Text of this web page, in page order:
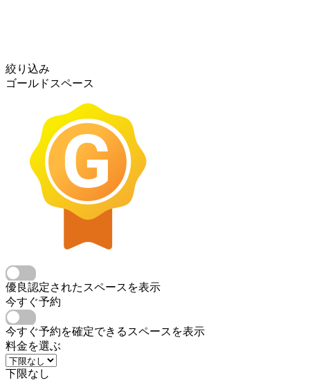
絞り込み
ゴールドスペース
優良認定されたスペースを表示
今すぐ予約
今すぐ予約を確定できるスペースを表示
料金を選ぶ
下限なし